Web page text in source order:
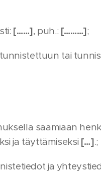
[……], puh.: [………];
tai
saamiaan
ja täyttämiseksi […].;
ja